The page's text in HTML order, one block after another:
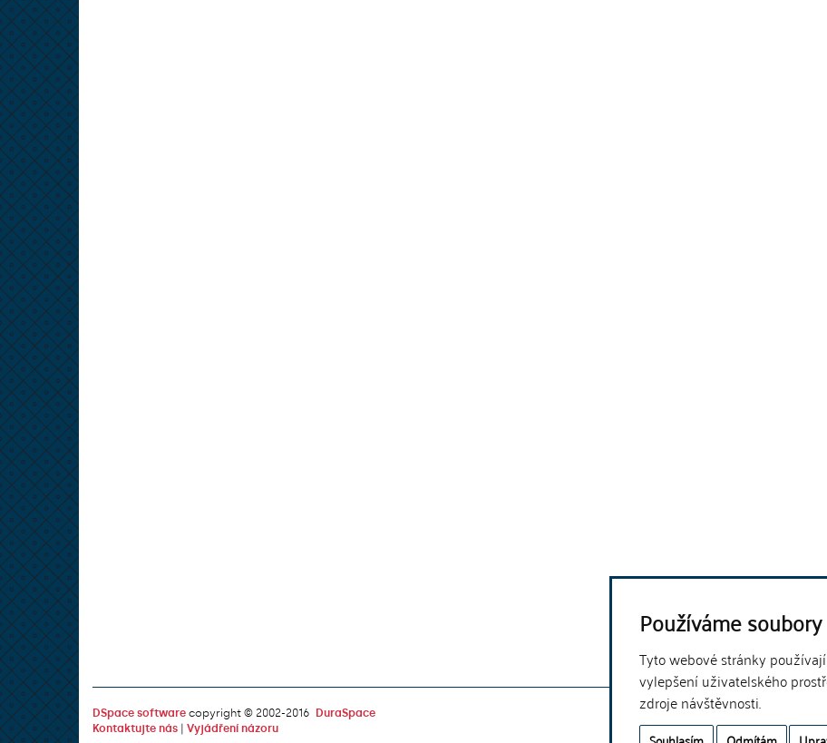
Používáme
Tyto webové stránky
vylepšení uživatelského
zdroje návštěvnosti.
DSpace software copyright © 2002-2016
DuraSpace
Kontaktujte nás
Vyjádření názoru